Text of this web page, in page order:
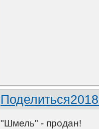
Поделиться
"Шмель" - продан!